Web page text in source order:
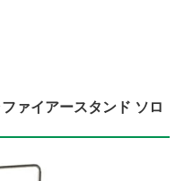
ァイアースタンド ソロ